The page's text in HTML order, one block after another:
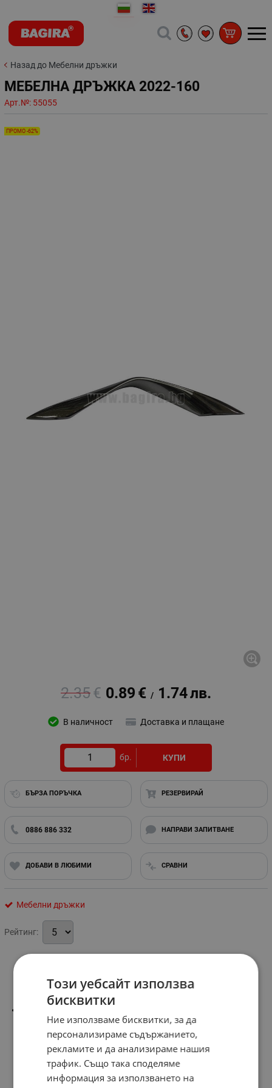
Назад до Мебелни дръжки
МЕБЕЛНА ДРЪЖКА 2022-160
Арт.№: 55055
ПРОМО -62%
2.35€ 0.89 € / 1.74лв.
В наличност Доставка и плащане
бр. КУПИ
БЪРЗА ПОРЪЧКА РЕЗЕРВИРАЙ
0886 886 332 НАПРАВИ ЗАПИТВАНЕ
ДОБАВИ В ЛЮБИМИ СРАВНИ
Мебелни дръжки
Рейтинг:
Информация
Този уебсайт използва
бисквитки
Ние използваме бисквитки, за да
персонализираме съдържанието,
рекламите и да анализираме нашия
трафик. Също така споделяме
информация за използването на